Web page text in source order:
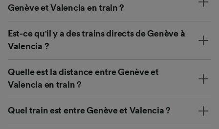
Genève et Valencia en train ?
Est-ce qu'il y a des trains directs de Genève à
Valencia ?
Quelle est la distance entre Genève et
Valencia en train ?
Quel train est entre Genève et Valencia ?